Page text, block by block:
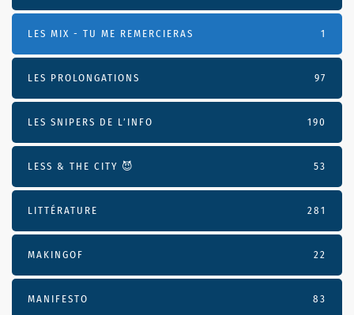
LES MIX - TU ME REMERCIERAS 1
LES PROLONGATIONS 97
LES SNIPERS DE L’INFO 190
LESS & THE CITY 😈 53
LITTÉRATURE 281
MAKINGOF 22
MANIFESTO 83